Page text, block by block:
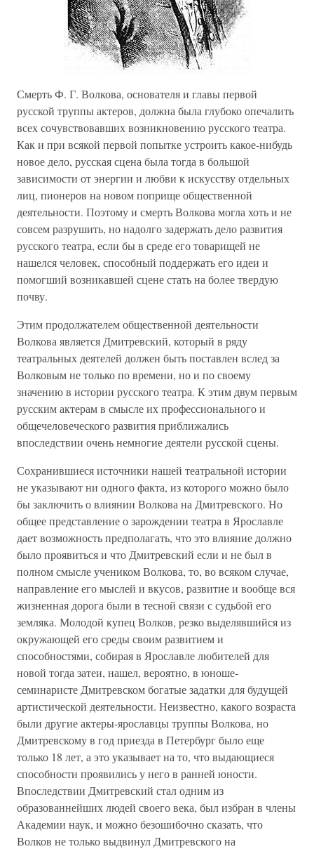
Смерть Ф. Г. Волкова, основателя и главы первой
русской труппы актеров, должна была глубоко опечалить
всех сочувствовавших возникновению русского театра.
Как и при всякой первой попытке устроить какое-нибудь
новое дело, русская сцена была тогда в большой
зависимости от энергии и любви к искусству отдельных
лиц, пионеров на новом поприще общественной
деятельности. Поэтому и смерть Волкова могла хоть и не
совсем разрушить, но надолго задержать дело развития
русского театра, если бы в среде его товарищей не
нашелся человек, способный поддержать его идеи и
помогший возникавшей сцене стать на более твердую
почву.
Этим продолжателем общественной деятельности
Волкова является Дмитревский, который в ряду
театральных деятелей должен быть поставлен вслед за
Волковым не только по времени, но и по своему
значению в истории русского театра. К этим двум первым
русским актерам в смысле их профессионального и
общечеловеческого развития приближались
впоследствии очень немногие деятели русской сцены.
Сохранившиеся источники нашей театральной истории
не указывают ни одного факта, из которого можно было
бы заключить о влиянии Волкова на Дмитревского. Но
общее представление о зарождении театра в Ярославле
дает возможность предполагать, что это влияние должно
было проявиться и что Дмитревский если и не был в
полном смысле учеником Волкова, то, во всяком случае,
направление его мыслей и вкусов, развитие и вообще вся
жизненная дорога были в тесной связи с судьбой его
земляка. Молодой купец Волков, резко выделявшийся из
окружающей его среды своим развитием и
способностями, собирая в Ярославле любителей для
новой тогда затеи, нашел, вероятно, в юноше-
семинаристе Дмитревском богатые задатки для будущей
артистической деятельности. Неизвестно, какого возраста
были другие актеры-ярославцы труппы Волкова, но
Дмитревскому в год приезда в Петербург было еще
только 18 лет, а это указывает на то, что выдающиеся
способности проявились у него в ранней юности.
Впоследствии Дмитревский стал одним из
образованнейших людей своего века, был избран в члены
Академии наук, и можно безошибочно сказать, что
Волков не только выдвинул Дмитревского на